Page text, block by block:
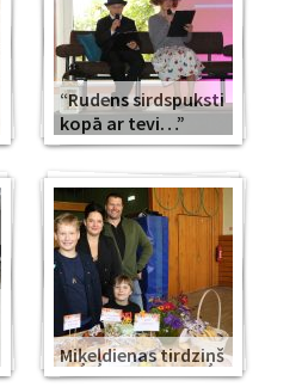
“Rudens sirdspuksti
kopā ar tevi…”
Miķeļdienas tirdziņš